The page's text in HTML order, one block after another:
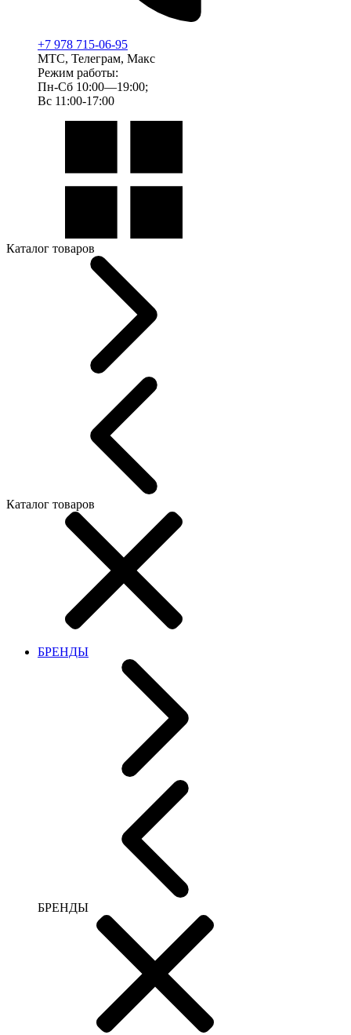
+7 978 715-06-95
МТС, Телеграм, Макс
Режим работы:
Пн-Сб 10:00—19:00;
Вс 11:00-17:00
Каталог товаров
Каталог товаров
БРЕНДЫ
БРЕНДЫ